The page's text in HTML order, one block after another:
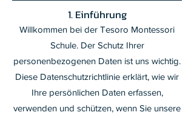
1. Einführung
Willkommen bei der Tesoro Montessori
Schule. Der Schutz Ihrer
personenbezogenen Daten ist uns wichtig.
Diese Datenschutzrichtlinie erklärt, wie wir
Ihre persönlichen Daten erfassen,
verwenden und schützen, wenn Sie unsere